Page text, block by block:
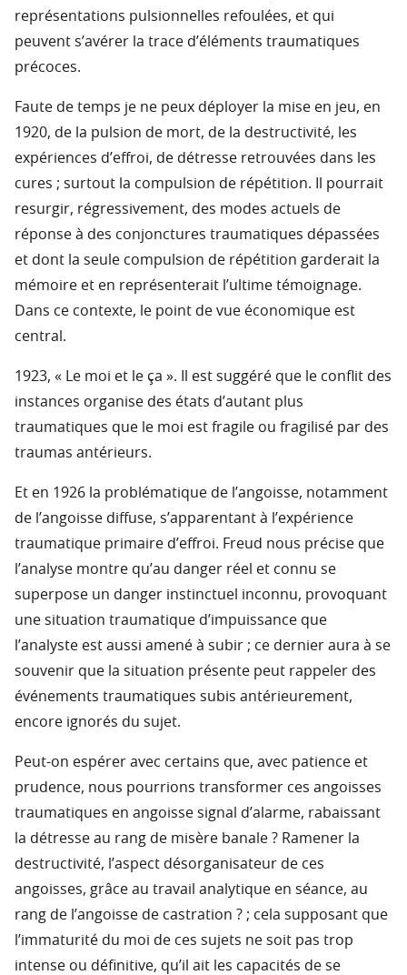
représentations pulsionnelles refoulées, et qui
peuvent s’avérer la trace d’éléments traumatiques
précoces.
Faute de temps je ne peux déployer la mise en jeu, en
1920, de la pulsion de mort, de la destructivité, les
expériences d’effroi, de détresse retrouvées dans les
cures ; surtout la compulsion de répétition. Il pourrait
resurgir, régressivement, des modes actuels de
réponse à des conjonctures traumatiques dépassées
et dont la seule compulsion de répétition garderait la
mémoire et en représenterait l’ultime témoignage.
Dans ce contexte, le point de vue économique est
central.
1923, « Le moi et le ça ». Il est suggéré que le conflit des
instances organise des états d’autant plus
traumatiques que le moi est fragile ou fragilisé par des
traumas antérieurs.
Et en 1926 la problématique de l’angoisse, notamment
de l’angoisse diffuse, s’apparentant à l’expérience
traumatique primaire d’effroi. Freud nous précise que
l’analyse montre qu’au danger réel et connu se
superpose un danger instinctuel inconnu, provoquant
une situation traumatique d’impuissance que
l’analyste est aussi amené à subir ; ce dernier aura à se
souvenir que la situation présente peut rappeler des
événements traumatiques subis antérieurement,
encore ignorés du sujet.
Peut-on espérer avec certains que, avec patience et
prudence, nous pourrions transformer ces angoisses
traumatiques en angoisse signal d’alarme, rabaissant
la détresse au rang de misère banale ? Ramener la
destructivité, l’aspect désorganisateur de ces
angoisses, grâce au travail analytique en séance, au
rang de l’angoisse de castration ? ; cela supposant que
l’immaturité du moi de ces sujets ne soit pas trop
intense ou définitive, qu’il ait les capacités de se